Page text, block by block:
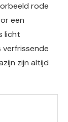
rode
een
licht
verfrissende
zijn altijd